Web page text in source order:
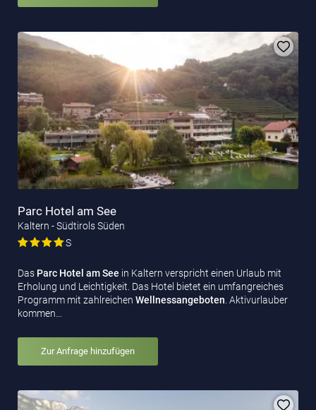
Parc Hotel am See
Kaltern - Südtirols Süden
S
Das Parc Hotel am See in Kaltern verspricht einen Urlaub mit
Erholung und Leichtigkeit. Das Hotel bietet ein umfangreiches
Programm mit zahlreichen Wellnessangeboten. Aktivurlauber
kommen…
Zur Anfrage hinzufügen